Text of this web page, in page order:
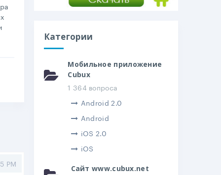
PM
Категории
Мобильное приложение
Cubux
1 364 вопроса
Android 2.0
Android
iOS 2.0
iOS
Сайт www.cubux.net